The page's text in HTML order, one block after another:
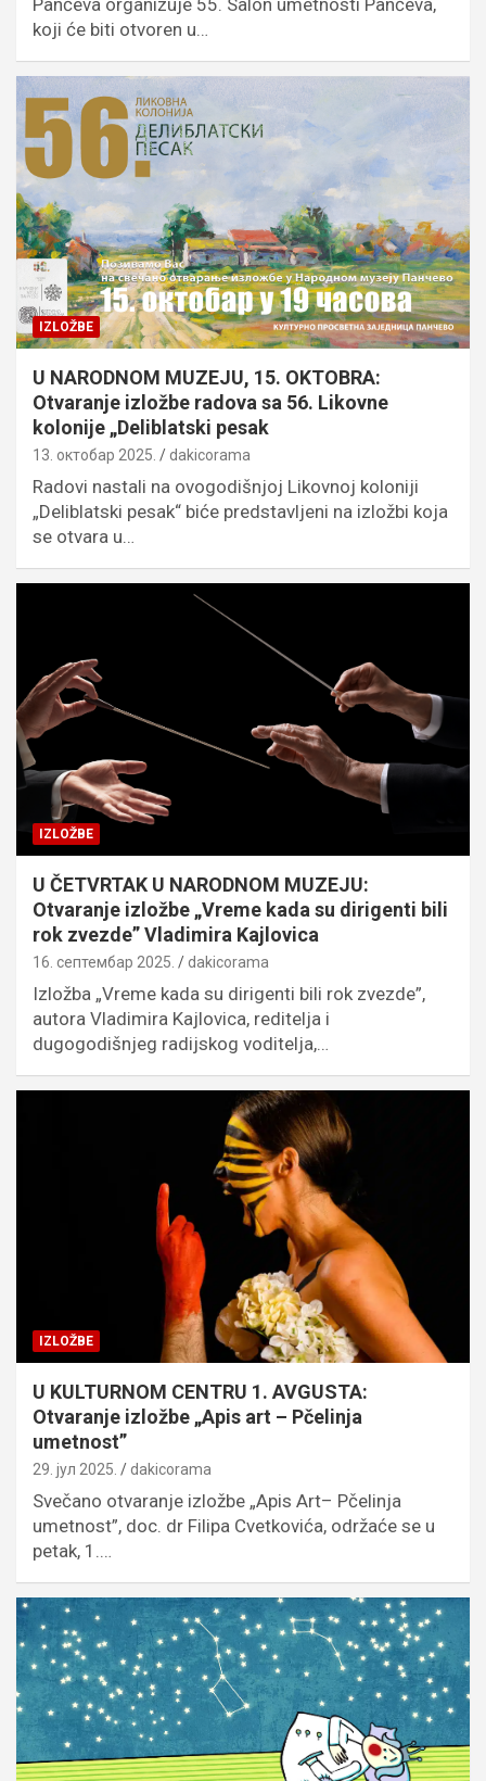
Pančeva organizuje 55. Salon umetnosti Pančeva,
koji će biti otvoren u…
IZLOŽBE
U NARODNOM MUZEJU, 15. OKTOBRA:
Otvaranje izložbe radova sa 56. Likovne
kolonije „Deliblatski pesak
13. октобар 2025. dakicorama
Radovi nastali na ovogodišnjoj Likovnoj koloniji
„Deliblatski pesak“ biće predstavljeni na izložbi koja
se otvara u…
IZLOŽBE
U ČETVRTAK U NARODNOM MUZEJU:
Otvaranje izložbe „Vreme kada su dirigenti bili
rok zvezde” Vladimira Kajlovica
16. септембар 2025. dakicorama
Izložba „Vreme kada su dirigenti bili rok zvezde”,
autora Vladimira Kajlovica, reditelja i
dugogodišnjeg radijskog voditelja,…
IZLOŽBE
U KULTURNOM CENTRU 1. AVGUSTA:
Otvaranje izložbe „Apis art – Pčelinja
umetnost”
29. јул 2025. dakicorama
Svečano otvaranje izložbe „Apis Art– Pčelinja
umetnost”, doc. dr Filipa Cvetkovića, održaće se u
petak, 1.…